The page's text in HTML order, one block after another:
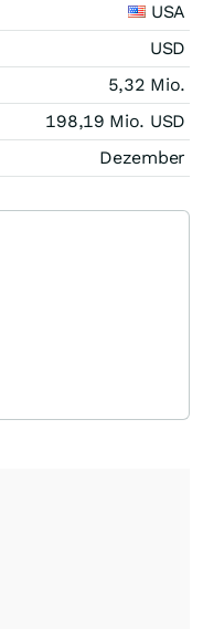
USA
USD
5,32 Mio.
198,19 Mio. USD
Dezember